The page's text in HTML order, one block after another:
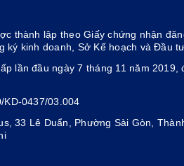
thành lập theo Giấy chứng nhận
kinh doanh, Sở Kế hoạch và Đầu
lần đầu ngày 7 tháng 11 năm
0437/03.004
33 Lê Duẩn, Phường Sài Gòn,